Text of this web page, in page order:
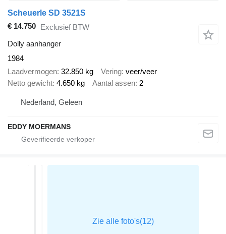
Scheuerle SD 3521S
€ 14.750 Exclusief BTW
Dolly aanhanger
1984
Laadvermogen 32.850 kg Vering veer/veer
Netto gewicht 4.650 kg Aantal assen 2
Nederland, Geleen
EDDY MOERMANS